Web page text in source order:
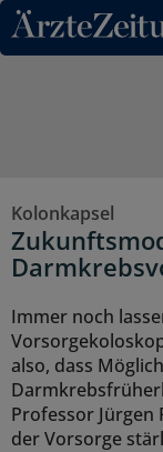
Direkt zum
Kolonkapsel
Immer noch
also, dass
Professor Jürgen
der Vorsorge